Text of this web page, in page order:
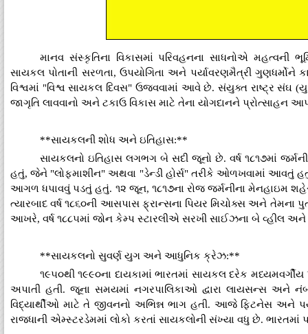
માનવ સંસ્કૃતિના વિકાસમાં પરિવહનના સાધનોએ મહત્વની
સાયકલ પોતાની સરળતા, ઉપયોગિતા અને પર્યાવરણમૈત્રી
વિશ્વમાં "વિશ્વ સાયકલ દિવસ" ઉજવવામાં આવે છે. સંયુક્ત રાષ્ટ્ર સંઘ
જાગૃતિ લાવવાનો અને ટકાઉ વિકાસ માટે તેના યોગદાનને પ્રોત્સાહન
**સાયકલની શોધ અને ઇતિહાસ:**
સાયકલનો ઇતિહાસ લગભગ બે સદી જૂનો છે. વર્ષ ૧૮૧૭માં
હતું, જેને "લોફમાશીન" અથવા "ડેન્ડી હોર્સ" તરીકે ઓળખવામાં આવતું
આગળ ધપાવવું પડતું હતું. ૧૨ જૂન, ૧૮૧૭ના રોજ જર્મનીના મેનહાઇમ
ત્યારબાદ વર્ષ ૧૮૬૦ની આસપાસ ફ્રાન્સના પિયર મિચોક્સ અને
આખરે, વર્ષ ૧૮૮૫માં જોન કેમ્પ સ્ટારલીએ સરખી સાઈઝના બે વ્હીલ
**સાયકલનો સુવર્ણ યુગ અને આધુનિક ક્રેઝ:**
૧૯૫૦થી ૧૯૯૦ના દાયકામાં ભારતમાં સાયકલ દરેક
અપાતી હતી. જૂના સમયમાં નગરપાલિકાઓ દ્વારા લાયસન્સ અને
વિદ્યાર્થીઓ માટે તે જીવનનો અભિન્ન ભાગ હતી. આજે ફિટનેસ અને
રાજધાની એમ્સ્ટરડેમમાં લોકો કરતાં સાયકલોની સંખ્યા વધુ છે.